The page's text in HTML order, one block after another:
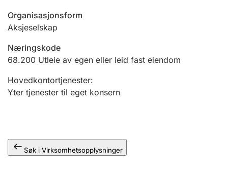
Ektepaktveileder
Offentlig sektor
Andre tema
Organisasjonsform
Aksjeselskap
Næringskode
68.200 Utleie av egen eller leid fast eiendom
Hovedkontortjenester:
Yter tjenester til eget konsern
Søk i Virksomhetsopplysninger